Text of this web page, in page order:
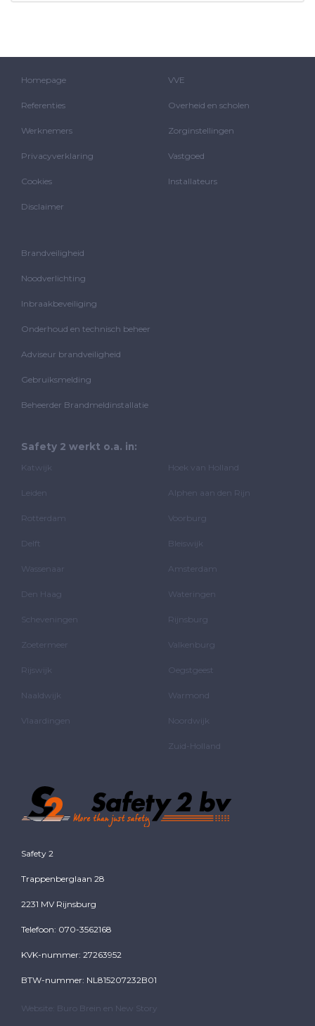
Homepage
Referenties
Werknemers
Privacyverklaring
Cookies
Disclaimer
VVE
Overheid en scholen
Zorginstellingen
Vastgoed
Installateurs
Brandveiligheid
Noodverlichting
Inbraakbeveiliging
Onderhoud en technisch beheer
Adviseur brandveiligheid
Gebruiksmelding
Beheerder Brandmeldinstallatie
Safety 2 werkt o.a. in:
Katwijk
Leiden
Rotterdam
Delft
Wassenaar
Den Haag
Scheveningen
Zoetermeer
Rijswijk
Naaldwijk
Vlaardingen
Hoek van Holland
Alphen aan den Rijn
Voorburg
Bleiswijk
Amsterdam
Wateringen
Rijnsburg
Valkenburg
Oegstgeest
Warmond
Noordwijk
Zuid-Holland
Safety 2
Trappenberglaan 28
2231 MV Rijnsburg
Telefoon: 070-3562168
KVK-nummer: 27263952
BTW-nummer: NL815207232B01
Website: Buro Brein en New Story